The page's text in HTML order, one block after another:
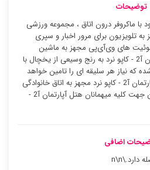
توضیحات
ماکروفر درون اتاق ، مجموعه ورزشی
نرد مجهز به تلویزیون برای مرور اخبار و سپری
‌های وی‌آی‌پی مجهز به ماشین
ظرفشویی ، اتاقهای هتل آپارتمان آ2 - کاپو نرد به رنج وسیعی از یخچال با
که نیاز هر سلیقه ای را تامین خواهد
کرد ، سوئیت ‌های ویژه هتل آپارتمان آ2 - کاپو نرد مجهز به اتاق خانوادگی
برای ۴ تا ۶ نفر ، پارکینگ ماشین جهت کلیه میهمانان هتل آپارتمان آ2 -
اضافی